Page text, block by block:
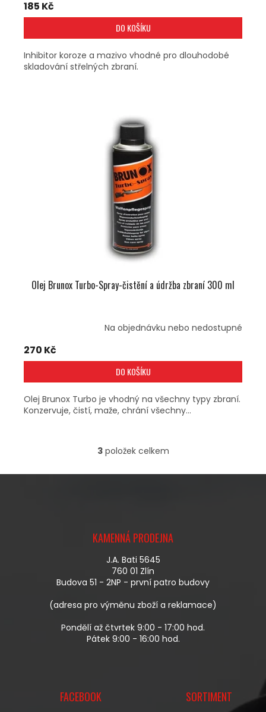
185 Kč
DO KOŠÍKU
Inhibitor koroze a mazivo vhodné pro dlouhodobé
skladování střelných zbraní.
Olej Brunox Turbo-Spray-čistění a údržba zbraní 300 ml
Na objednávku nebo nedostupné
270 Kč
DO KOŠÍKU
Olej Brunox Turbo je vhodný na všechny typy zbraní.
Konzervuje, čistí, maže, chrání všechny...
O
L
Í
P
R
V
K
V
P
I
3položek celkem
KAMENNÁ PRODEJNA
J.A. Bati 5645
760 01 Zlín
Budova 51 - 2NP - první patro budovy
(adresa pro výměnu zboží a reklamace)
Pondělí až čtvrtek 9:00 - 17:00 hod.
Pátek 9:00 - 16:00 hod.
FACEBOOK SORTIMENT